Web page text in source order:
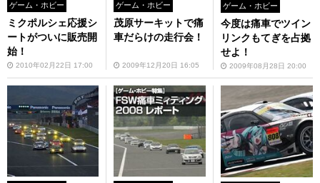
ゲーム・ホビー
ミクポルシェ応援シ
ートがついに販売開
始！
2010年02月22日 17:00
ゲーム・ホビー
茂原サーキットで痛
車だらけの走行会！
2009年12月20日 16:05
ゲーム・ホビー
今度は痛車でツイン
リンクもてぎを占拠
せよ！
2009年08月28日 20:00